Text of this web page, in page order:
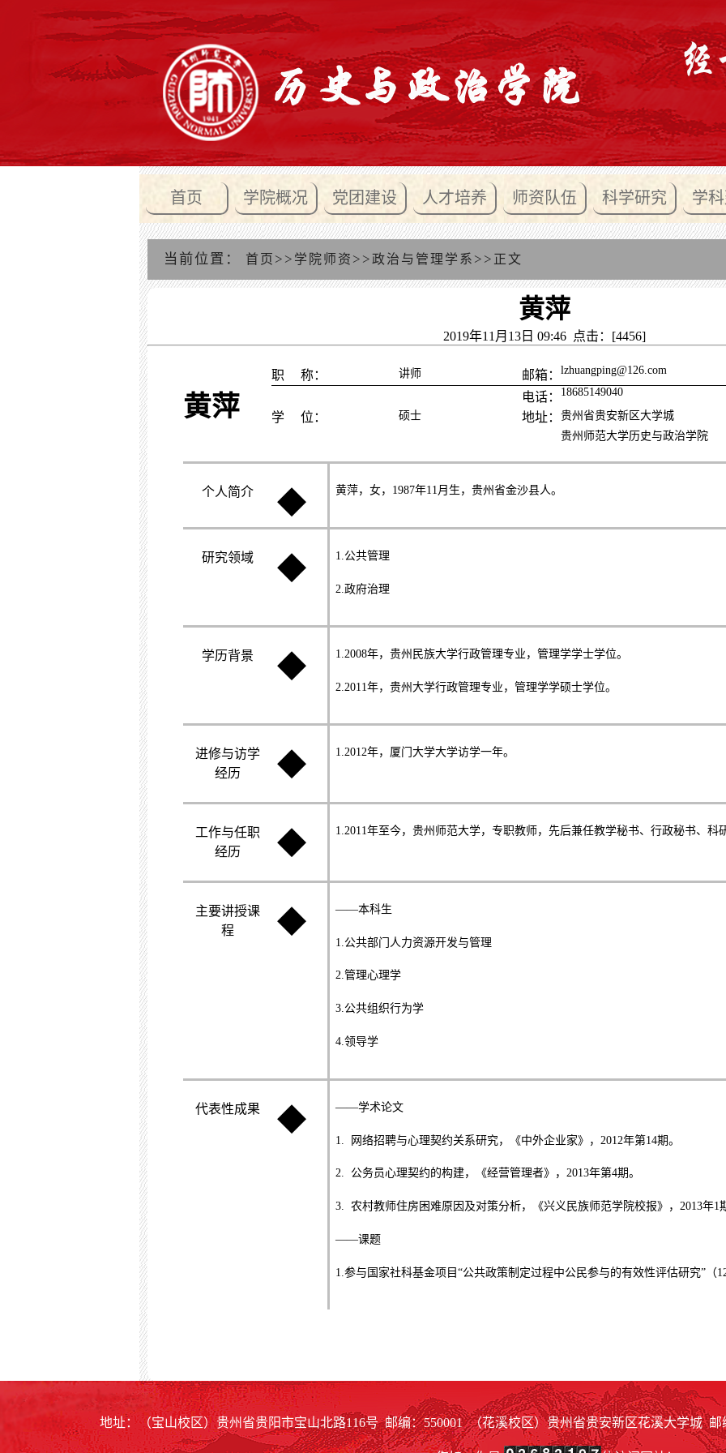
首页 学院概况 党团建设 人才培养 师资队伍 科学研究 学
当前位置： 首页 >> 学院师资 >>政治与管理学系 >> 正文
黄萍
2019年11月13日 09:46 点击：[4456]
黄萍
职 称： 讲师 邮箱： lzhuangping@126.com
电话： 18685149040
学 位： 硕士 地址： 贵州省贵安新区大学城
贵州师范大学历史与政治学院
个人简介 ◆ 黄萍，女， 1987年11 月生，贵州省金沙县人。
研究领域 ◆ 1. 公共管理
2.政府治理
学历背景 ◆ 1.2008年，贵州民族大学行政管理专业，管理学学士学位。
2.2011年，贵州大学行政管理专业，管理学学硕士学位。
进修与访学
经历
◆ 1.2012年，厦门大学大学访学一年。
工作与任职
经历
◆ 1.2011年至今，贵州师范大学，专职教师，先后兼任教学秘书、行政秘书、科
主要讲授课
程
◆ ——本科生
1. 公共部门人力资源开发与管理
2.管理心理学
3.公共组织行为学
4.领导学
代表性成果 ◆ ——学术论文
1. 网络招聘与心理契约关系研究，《中外企业家》， 2012年第14期。
2. 公务员心理契约的构建，《经营管理者》，2013年第4期。
3.农村教师住房困难原因及对策分析，《兴义民族师范学院校报》，2013年1
——课题
1.参与国家社科基金项目“公共政策制定过程中公民参与的有效性评估研究”（
地址：（宝山校区）贵州省贵阳市宝山北路116号 邮编：550001 （花溪校区）贵州省贵安新区花溪大学城